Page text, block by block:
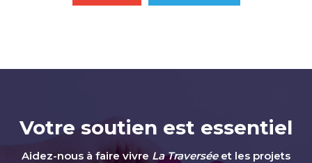
Votre soutien est essentiel
Aidez-nous à faire vivre La Traverséeet les projets
LA FORCE
LA PRUDENCE